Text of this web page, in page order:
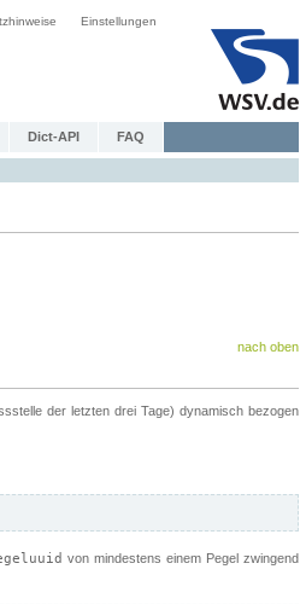
Einstellungen
Dict-API FAQ
nach oben
der letzten drei Tage) dynamisch bezogen
von mindestens einem Pegel zwingend